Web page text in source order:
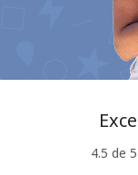
Mínimo 8
Una letra
Un caracter
4.5 de